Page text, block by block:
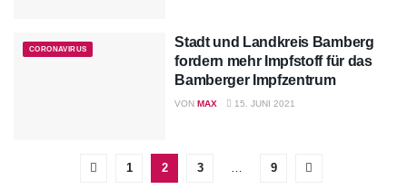
CORONAVIRUS
Stadt und Landkreis Bamberg
fordern mehr Impfstoff für das
Bamberger Impfzentrum
VON MAX 15. JUNI 2021
1 2 3 … 9